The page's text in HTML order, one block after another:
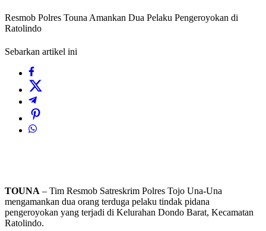
Resmob Polres Touna Amankan Dua Pelaku Pengeroyokan di
Ratolindo
Sebarkan artikel ini
TOUNA – Tim Resmob Satreskrim Polres Tojo Una-Una
mengamankan dua orang terduga pelaku tindak pidana
pengeroyokan yang terjadi di Kelurahan Dondo Barat, Kecamatan
Ratolindo.